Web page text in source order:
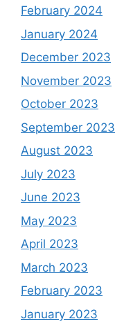
February 2024
January 2024
December 2023
November 2023
October 2023
September 2023
August 2023
July 2023
June 2023
May 2023
April 2023
March 2023
February 2023
January 2023